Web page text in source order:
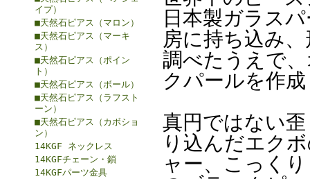
イプ）
■天然石ピアス（マロン）
■天然石ピアス（マーキ
ス）
■天然石ピアス（ポイン
ト）
■天然石ピアス（ボール）
■天然石ピアス（ラフスト
ーン）
■天然石ピアス（カボショ
ン）
14KGF ネックレス
14KGFチェーン・鎖
14KGFパーツ金具
日本製ガラス
房に持ち込み
調べたうえで
クパールを作
真円ではない
り込んだエク
ャー、こっく